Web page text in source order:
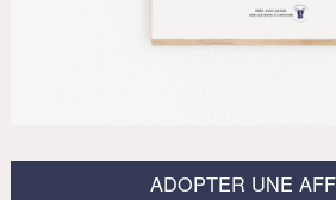
ADOPTER UNE